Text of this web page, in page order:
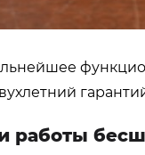
работы